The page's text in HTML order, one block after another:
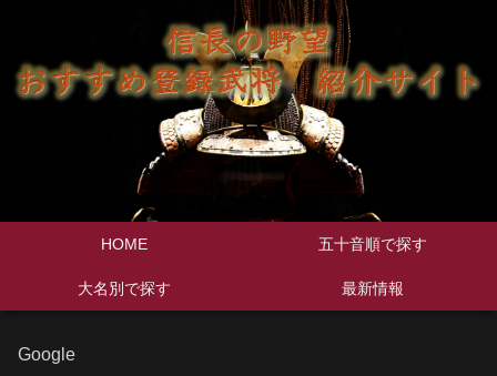
HOME 五十音順で探す
大名別で探す 最新情報
Google